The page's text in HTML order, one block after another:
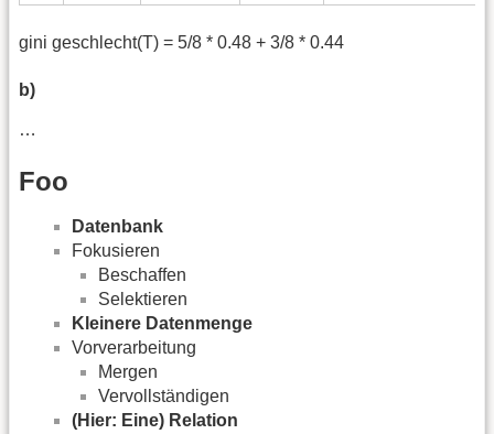
gini geschlecht(T) = 5/8 * 0.48 + 3/8 * 0.44
b)
…
Foo
Datenbank
Fokusieren
Beschaffen
Selektieren
Kleinere Datenmenge
Vorverarbeitung
Mergen
Vervollständigen
(Hier: Eine) Relation